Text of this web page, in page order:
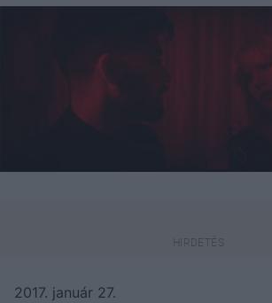
2017. január 27.